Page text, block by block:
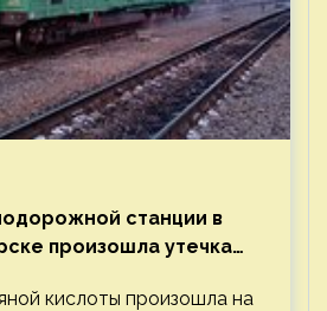
станции в
произошла утечка
кислоты произошла на